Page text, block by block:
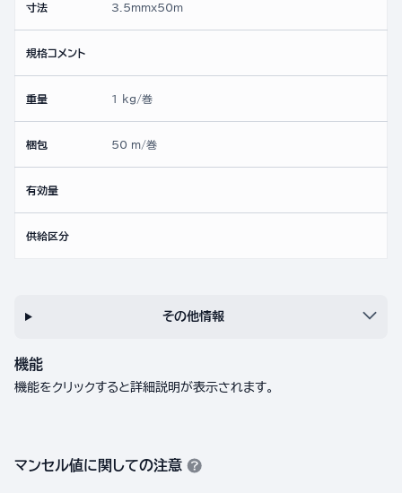
寸法 3.5mmx50ｍ
規格コメント
重量 1 kg/巻
梱包 50 m/巻
有効量
供給区分
その他情報
機能
機能をクリックすると詳細説明が表示されます。
マンセル値に関しての注意